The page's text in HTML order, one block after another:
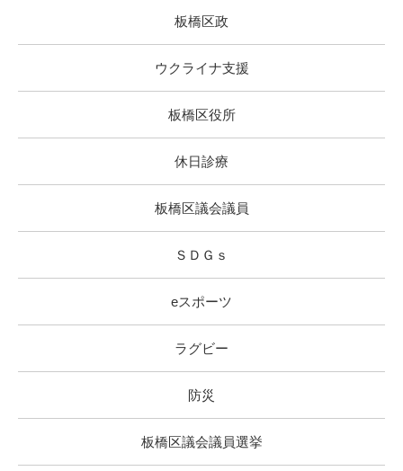
板橋区政
ウクライナ支援
板橋区役所
休日診療
板橋区議会議員
ＳＤＧｓ
eスポーツ
ラグビー
防災
板橋区議会議員選挙